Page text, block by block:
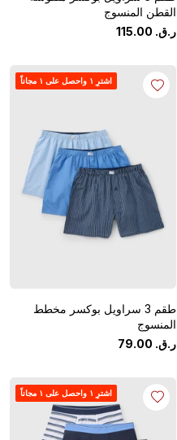
القطن المنسوج
ر.ق.
115.00
اشترِ ١ واحصل على ١ مجاناً
طقم 3 سراويل بوكسر مخطط
المنسوج
ر.ق.
79.00
اشترِ ١ واحصل على ١ مجاناً